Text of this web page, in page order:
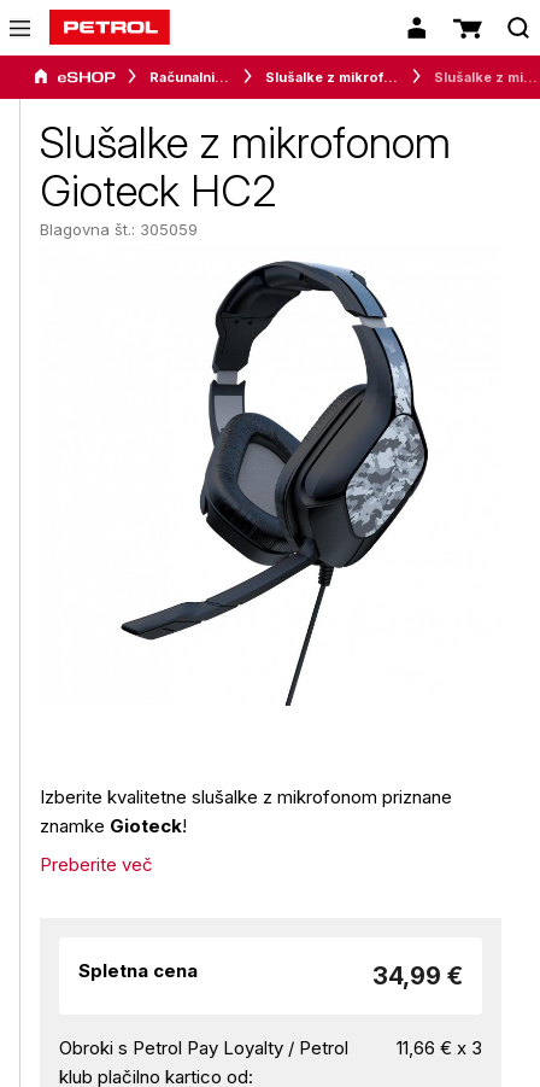
Računalništvo Slušalke z mikrofonom Slušalke z mikrofonom Gioteck HC2
Slušalke z mikrofonom
Gioteck HC2
Blagovna št.: 305059
Izberite kvalitetne slušalke z mikrofonom priznane
znamke Gioteck!
Preberite več
Spletna cena 34,99 €
Obroki s Petrol Pay Loyalty / Petrol
klub plačilno kartico od:
11,66 € x 3